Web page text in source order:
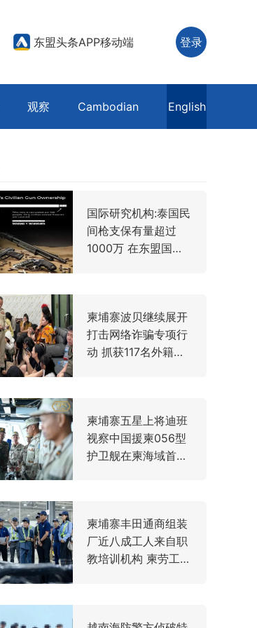
东盟头条APP移动端 登录
观察 Cambodian English
国际研究机构:泰国民
间枪支保有量超过
1000万 在东盟国家
​柬埔寨波贝继续展开
打击网络诈骗专项行
动 抓获117名外籍嫌
柬埔寨五星上将迪班
视察中国援柬056型
护卫舰在柬海域首航
柬埔寨丰田通商组装
厂近八成工人来自职
教培训机构 柬劳工大